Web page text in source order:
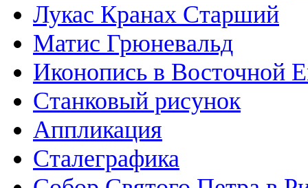
Лукас Кранах Старший
Матис Грюневальд
Иконопись в Восточной
Станковый рисунок
Аппликация
Сталеграфика